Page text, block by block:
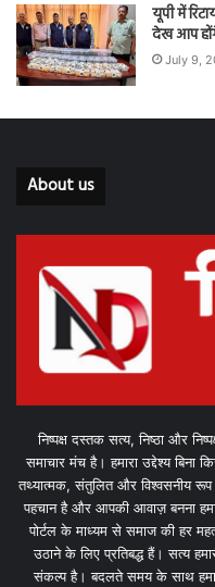
यूपी में
देख आप
July 9,
About us
निष्पक्ष दस्तक सत्य, निष्ठा और
समाचार मंच है। हमारा उद्देश्य बिना
तथ्यात्मक, संतुलित और विश्वसनीय रूप
पहचान है और आपकी आवाज़ बनना
पोर्टल के माध्यम से समाज की हर
उठाने के लिए प्रतिबद्ध हैं। सत्य
संकल्प है। बदलते समय के साथ